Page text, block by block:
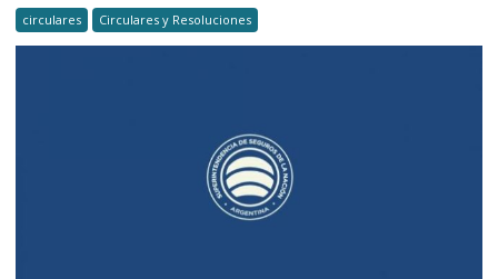
circulares Circulares y Resoluciones